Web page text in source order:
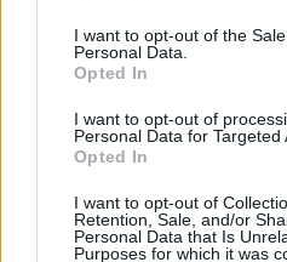
I want to opt-out of the
Personal Data.
Opted In
I want to opt-out of
Personal Data for Targeted
Opted In
I want to opt-out of
Retention, Sale, and/or
Personal Data that Is
Purposes for which it was
DÉTAILS DU
Découvrez la beauté
linenduit métalliséPlume